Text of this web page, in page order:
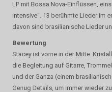
LP mit Bossa Nova-Einflüssen,
intensive". 13 berühmte Lieder im
davon sind brasilianische Lieder
Bewertung
Stacey ist vorne in der Mitte.
die Begleitung auf Gitarre,
und der Ganza (einem
Genug Details, um immer wieder